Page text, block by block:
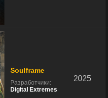
Soulframe
Разработчики:
Digital Extremes
2025